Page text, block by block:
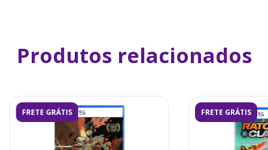
Produtos relacionados
FRETE GRÁTIS FRETE GRÁTIS